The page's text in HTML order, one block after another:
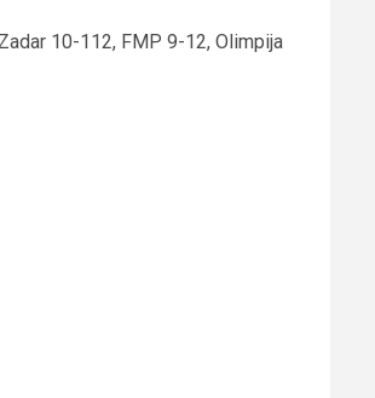
10-112, FMP 9-12, Olimpija